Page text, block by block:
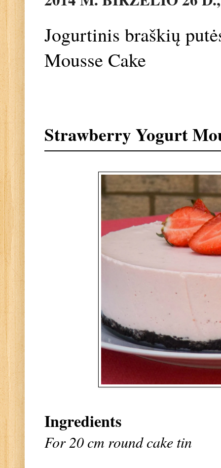
Jogurtinis braškių
Mousse Cake
Strawberry Yogurt
Ingredients
For 20 cm round cake tin